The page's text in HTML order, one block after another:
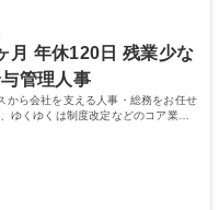
客様
づくりへ貢献
リングループの広報機能を担
、磨き上げたホスピタリティ
広報関連業務を行っておりま
月 年休120日 残業少な
管理人事
から会社を支える人事・総務をお任せ
ゆくゆくは制度改定などのコア業務